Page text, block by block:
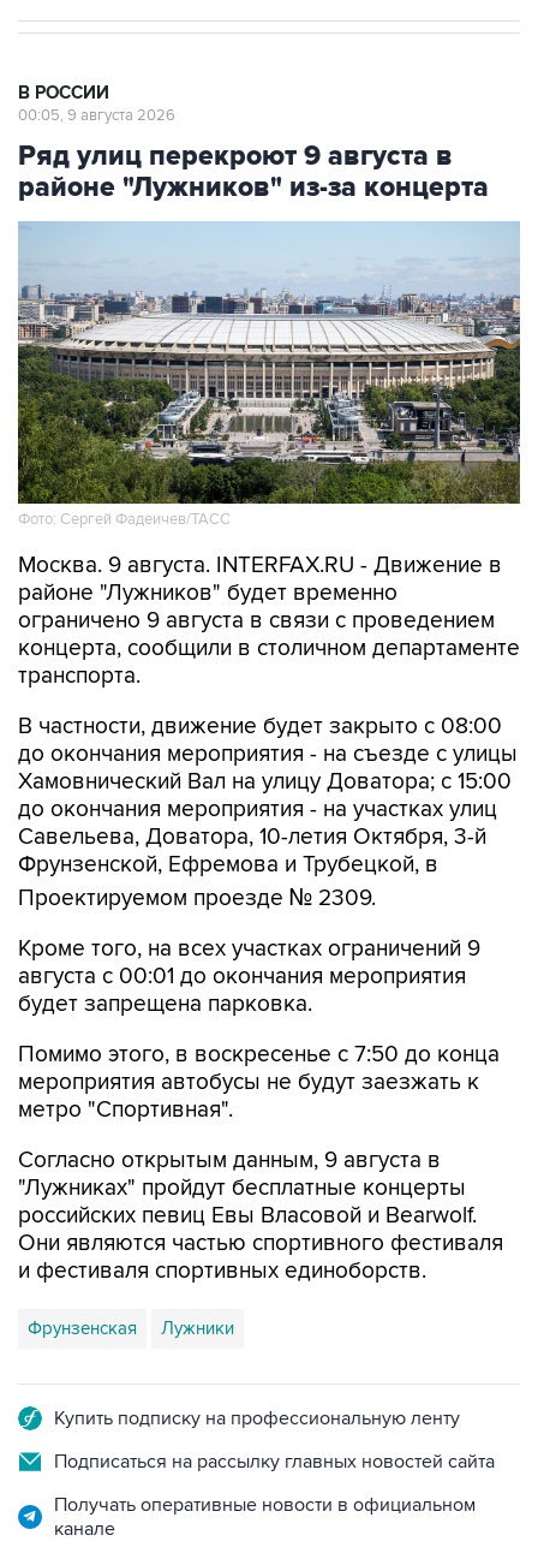
В РОССИИ
00:05, 9 августа 2026
Ряд улиц перекроют 9 августа в
районе "Лужников" из-за концерта
Фото: Сергей Фадеичев/ТАСС
Москва. 9 августа. INTERFAX.RU - Движение в
районе "Лужников" будет временно
ограничено 9 августа в связи с проведением
концерта, сообщили в столичном департаменте
транспорта.
В частности, движение будет закрыто с 08:00
до окончания мероприятия - на съезде с улицы
Хамовнический Вал на улицу Доватора; с 15:00
до окончания мероприятия - на участках улиц
Савельева, Доватора, 10-летия Октября, 3-й
Фрунзенской, Ефремова и Трубецкой, в
Проектируемом проезде № 2309.
Кроме того, на всех участках ограничений 9
августа с 00:01 до окончания мероприятия
будет запрещена парковка.
Помимо этого, в воскресенье с 7:50 до конца
мероприятия автобусы не будут заезжать к
метро "Спортивная".
Согласно открытым данным, 9 августа в
"Лужниках" пройдут бесплатные концерты
российских певиц Евы Власовой и Bearwolf.
Они являются частью спортивного фестиваля
и фестиваля спортивных единоборств.
Фрунзенская Лужники
Купить подписку на профессиональную ленту
Подписаться на рассылку главных новостей сайта
Получать оперативные новости в официальном
канале